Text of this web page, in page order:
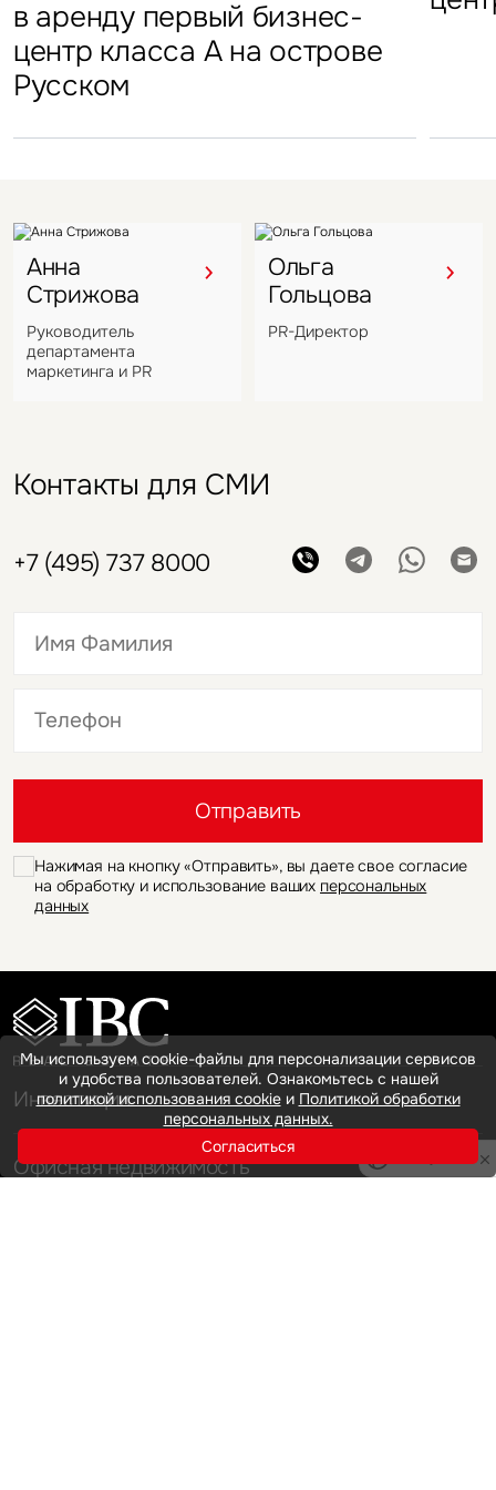
в аренду первый бизнес-
центр класса А на острове
Русском
Петровский парк откроется
в отеле Hyatt Regency
гостиничных комплексов
Подмосковья перешел
под управление компании
Анна
Стрижова
Руководитель
департамента
маркетинга и PR
Ольга
Гольцова
PR-Директор
Контакты для СМИ
+7 (495) 737 8000
Отправить
Нажимая на кнопку «Отправить», вы даете свое согласие
на обработку и использование ваших персональных
данных
Инвестиции
Офисная недвижимость
Мы используем cookie-файлы для персонализации сервисов
и удобства пользователей. Ознакомьтесь с нашей
политикой использования cookieи Политикой обработки
персональных данных.
Согласиться